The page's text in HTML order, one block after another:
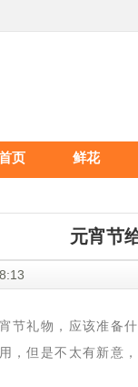
页 鲜花
元宵节
节礼物，应该准备
，但是不太有新意